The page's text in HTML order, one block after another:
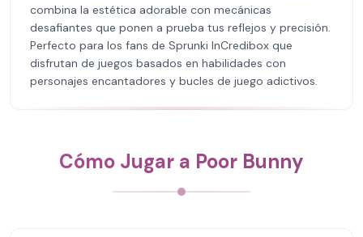
combina la estética adorable con mecánicas
desafiantes que ponen a prueba tus reflejos y precisión.
Perfecto para los fans de Sprunki InCredibox que
disfrutan de juegos basados en habilidades con
personajes encantadores y bucles de juego adictivos.
Cómo Jugar a Poor Bunny